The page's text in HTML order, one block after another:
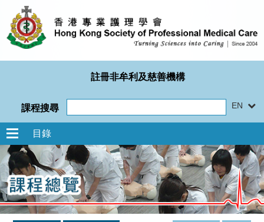
註冊非牟利及慈善機構
課程搜尋 EN
目錄